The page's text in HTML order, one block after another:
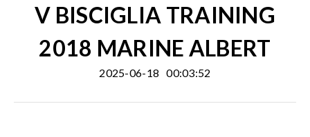
V BISCIGLIA TRAINING
2018 MARINE ALBERT
2025-06-18 00:03:52